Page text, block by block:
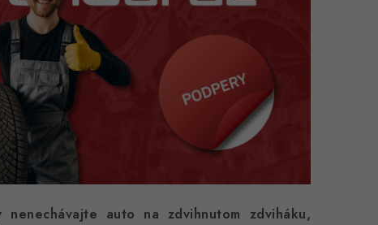
nenechávajte auto na zdvihnutom zdviháku,